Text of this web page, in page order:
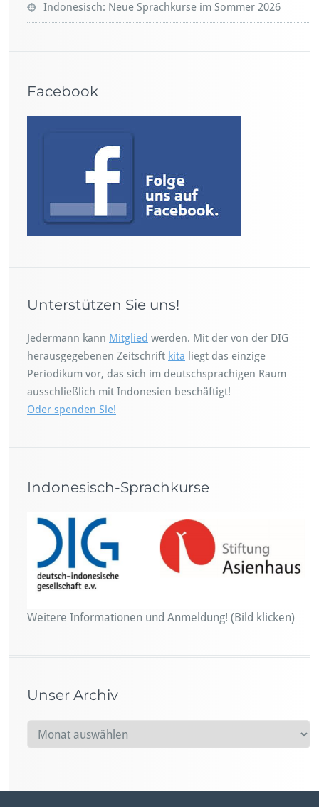
Indonesisch: Neue Sprachkurse im Sommer 2026
Facebook
Unterstützen Sie uns!
Jedermann kann Mitglied werden. Mit der von der DIG
herausgegebenen Zeitschrift kita liegt das einzige
Periodikum vor, das sich im deutschsprachigen Raum
ausschließlich mit Indonesien beschäftigt!
Oder spenden Sie!
Indonesisch-Sprachkurse
Weitere Informationen und Anmeldung! (Bild klicken)
Unser Archiv
n